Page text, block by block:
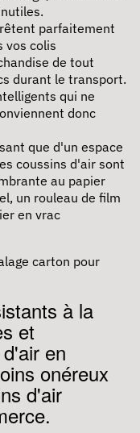
parfaitement
vos colis
de tout
durant le transport.
qui ne
donc
que d'un espace
coussins d'air sont
au papier
un rouleau de film
en vrac
carton pour
à la
et
en
onéreux
d'air